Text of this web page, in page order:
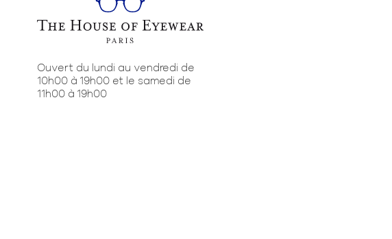
Ouvert du lundi au vendredi de
10h00 à 19h00 et le samedi de
11h00 à 19h00